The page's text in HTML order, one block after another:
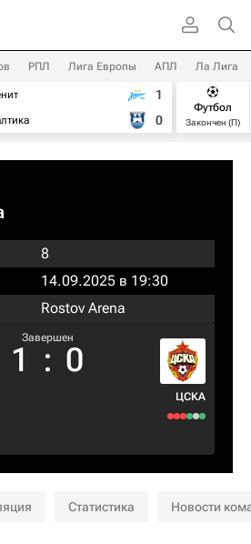
РПЛ Лига Европы АПЛ Ла Лига
1
0
Футбол
Закончен (П)
8
14.09.2025 в 19:30
Rostov Arena
Завершен
1 : 0
ЦСКА
Статистика Новости